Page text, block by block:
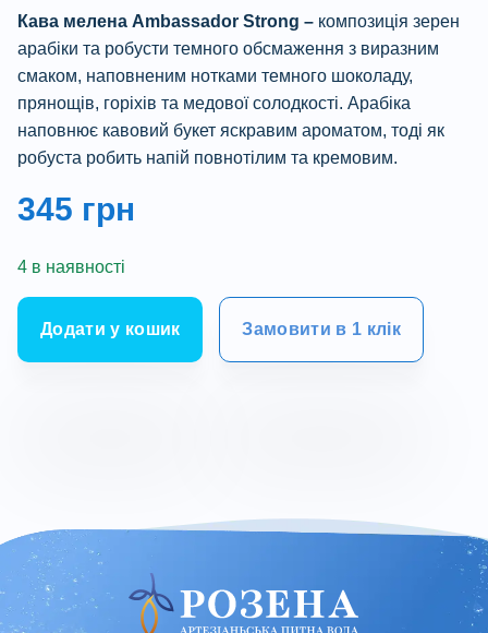
Кава мелена Ambassador Strong – композиція зерен
арабіки та робусти темного обсмаження з виразним
смаком, наповненим нотками темного шоколаду,
прянощів, горіхів та медової солодкості. Арабіка
наповнює кавовий букет яскравим ароматом, тоді як
робуста робить напій повнотілим та кремовим.
345 грн
4 в наявності
Додати у кошик Замовити в 1 клік